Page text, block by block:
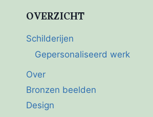
OVERZICHT
Schilderijen
Gepersonaliseerd werk
Over
Bronzen beelden
Design